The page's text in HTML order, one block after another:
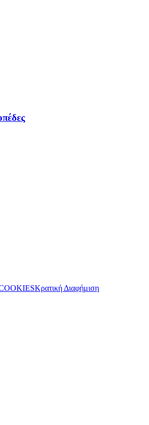
Κρατική Διαφήμιση